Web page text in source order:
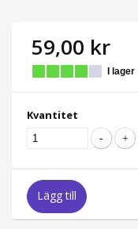
59,00 kr
I lager
Kvantitet
Lägg till